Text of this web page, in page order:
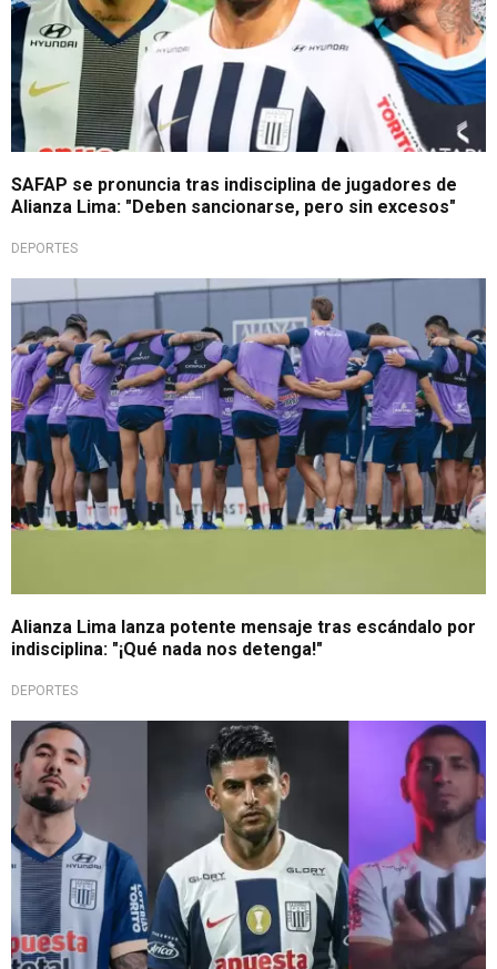
SAFAP se pronuncia tras indisciplina de jugadores de
Alianza Lima: "Deben sancionarse, pero sin excesos"
DEPORTES
Fuertes y unidos
Alianza Lima lanza potente mensaje tras escándalo por
indisciplina: "¡Qué nada nos detenga!"
DEPORTES
Sorpresiva respuesta